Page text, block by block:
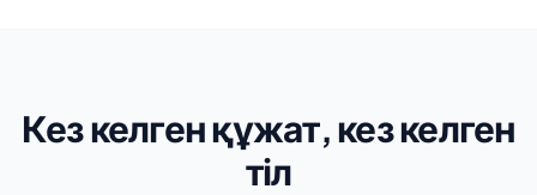
Кез келген құжат, кез келген
тіл